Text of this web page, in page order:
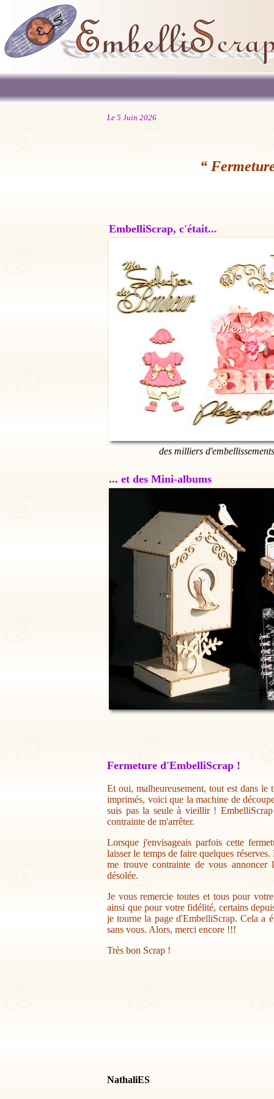
Le 5 Juin 2026
“
EmbelliScrap, c'était...
des milliers
... et des Mini-albums
Fermeture d'EmbelliScrap !
Et oui, malheureusement, tout est dans
imprimés, voici que la machine de
suis pas la seule à vieillir !
contrainte de m'arrêter.
Lorsque j'envisageais parfois cette
laisser le temps de faire quelques
me trouve contrainte de vous annoncer
désolée.
Je vous remercie toutes et tous pour
ainsi que pour votre fidélité, certains
je tourne la page d'EmbelliScrap. Cela a
sans vous. Alors, merci encore !!!
Très bon Scrap !
NathaliES